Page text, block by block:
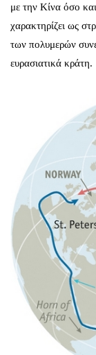
με την Κίνα όσο και
χαρακτηρίζει ως
των πολυμερών
ευρασιατικά κράτη.